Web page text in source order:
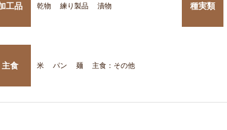
工品 乾物 練り製品 漬物 種実類
主食 米 パン 麺 主食：その他